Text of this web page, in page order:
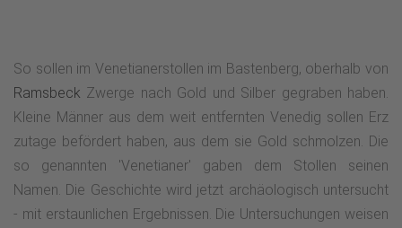
So sollen im Venetianerstollen im Bastenberg, oberhalb von
Ramsbeck Zwerge nach Gold und Silber gegraben haben.
Kleine Männer aus dem weit entfernten Venedig sollen Erz
zutage befördert haben, aus dem sie Gold schmolzen. Die
so genannten 'Venetianer' gaben dem Stollen seinen
Namen. Die Geschichte wird jetzt archäologisch untersucht
- mit erstaunlichen Ergebnissen. Die Untersuchungen weisen